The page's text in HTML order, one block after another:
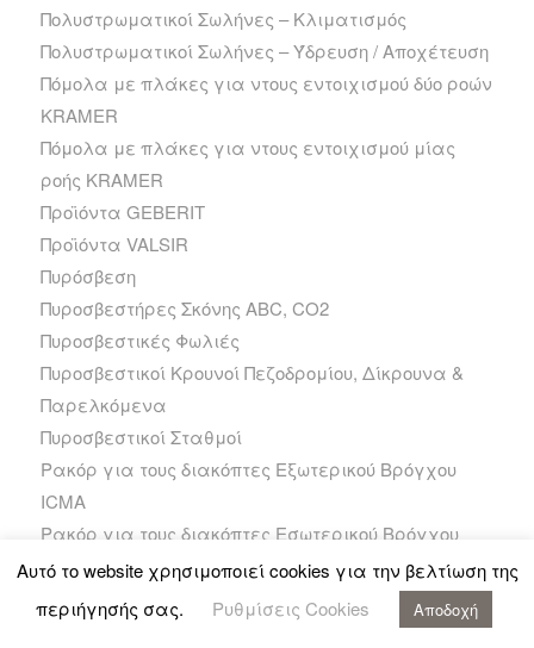
Πολυστρωματικοί Σωλήνες – Κλιματισμός
Πολυστρωματικοί Σωλήνες – Ύδρευση / Αποχέτευση
Πόμολα με πλάκες για ντους εντοιχισμού δύο ροών
KRAMER
Πόμολα με πλάκες για ντους εντοιχισμού μίας
ροής KRAMER
Προϊόντα GEBERIT
Προϊόντα VALSIR
Πυρόσβεση
Πυροσβεστήρες Σκόνης ABC, CO2
Πυροσβεστικές Φωλιές
Πυροσβεστικοί Κρουνοί Πεζοδρομίου, Δίκρουνα &
Παρελκόμενα
Πυροσβεστικοί Σταθμοί
Ρακόρ για τους διακόπτες Εξωτερικού Βρόγχου
ICMA
Ρακόρ για τους διακόπτες Εσωτερικού Βρόγχου
ICMA
Ρυθμιστής καύσης HONEYWELL
Αυτό το website χρησιμοποιεί cookies για την βελτίωση της
περιήγησής σας.
Ρυθμίσεις Cookies Αποδοχή